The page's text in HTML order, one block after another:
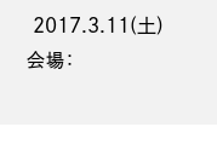
2017.3.11(土)
会場：